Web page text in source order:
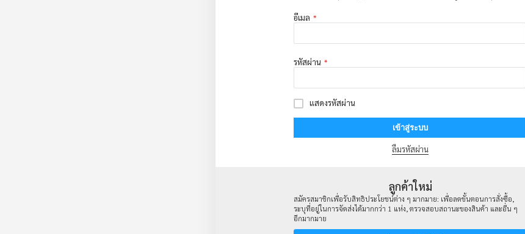
อีเมล
รหัสผ่าน
แสดงรหัสผ่าน
เข้าสู่ระบบ
ลืมรหัสผ่าน
ลูกค้าใหม่
สมัครสมาชิกเพื่อรับสิทธิประโยชน์ต่าง ๆ มากมาย: เพื่อลดขั้นตอนการสั่งซื้อ,
ระบุที่อยู่ในการจัดส่งได้มากกว่า 1 แห่ง, ตรวจสอบสถานะของสินค้า และอื่น ๆ
อีกมากมาย